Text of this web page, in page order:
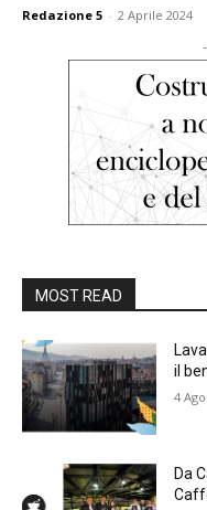
Redazione 5 - 2 Aprile 2024
MOST READ
il
4
Da